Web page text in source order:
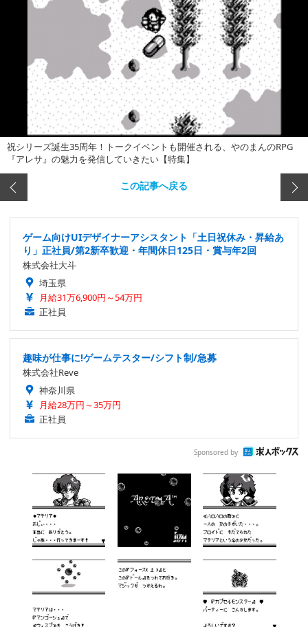
祝シリーズ誕生35周年！トークイベントも開催される、やのまんのRPG
『アレサ』の魅力を発信していきたい【特集】
この記事へ戻る
ゲーム向けUIデザイナーアシスタント「土日祝休み・昇給あ
り」正社員/第2新卒歓迎・年間休日125日・賞与年2回
株式会社大斗
埼玉県
月給31万6,900円～54万円
正社員
趣味が仕事に!ゲームテスター/シフト制/急募
株式会社Reve
神奈川県
月給28万円～35万円
正社員
Sponsored by